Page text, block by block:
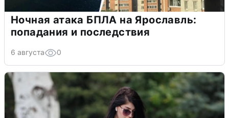
Ночная атака БПЛА на Ярославль:
попадания и последствия
6 августа 0